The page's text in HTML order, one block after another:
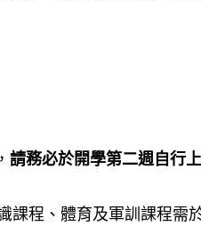
請務必於開學第二週自行
程、體育及軍訓課程需